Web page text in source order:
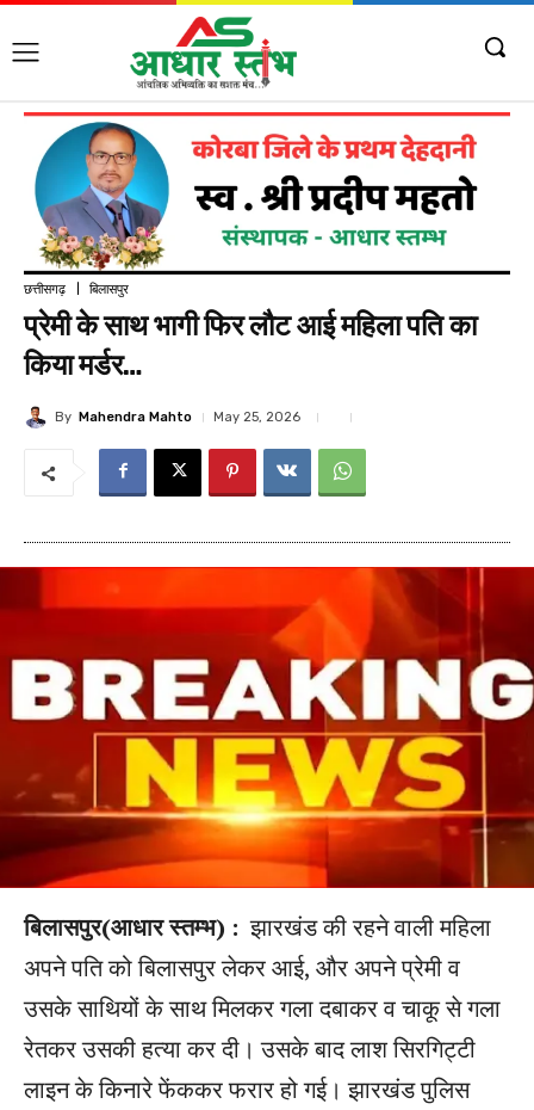
छत्तीसगढ़ बिलासपुर
प्रेमी के साथ भागी फिर लौट आई महिला पति का
किया मर्डर…
By Mahendra Mahto May 25, 2026
बिलासपुर(आधार स्तम्भ) :झारखंड की रहने वाली महिला
अपने पति को बिलासपुर लेकर आई, और अपने प्रेमी व
उसके साथियों के साथ मिलकर गला दबाकर व चाकू से गला
रेतकर उसकी हत्या कर दी। उसके बाद लाश सिरगिट्टी
लाइन के किनारे फेंककर फरार हो गई। झारखंड पुलिस